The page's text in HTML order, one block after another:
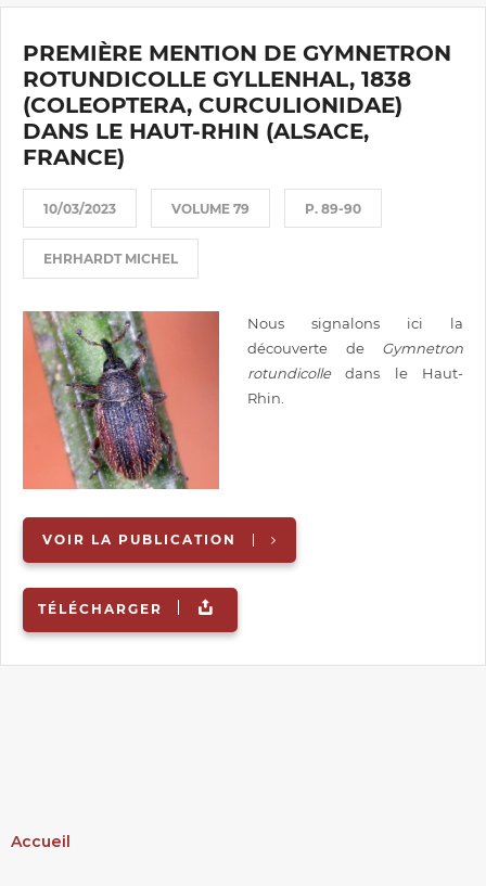
PREMIÈRE MENTION DE GYMNETRON
ROTUNDICOLLE GYLLENHAL, 1838
(COLEOPTERA, CURCULIONIDAE)
DANS LE HAUT-RHIN (ALSACE,
FRANCE)
10/03/2023 VOLUME 79 P. 89-90
EHRHARDT MICHEL
Nous signalons ici la
découverte de Gymnetron
rotundicolledans le Haut-
Rhin.
VOIR LA PUBLICATION
TÉLÉCHARGER
Accueil